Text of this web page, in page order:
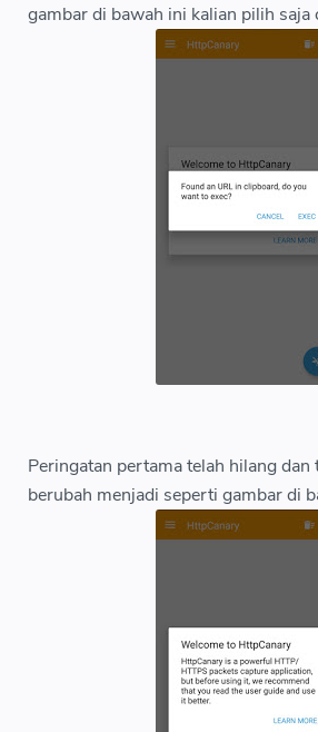
gambar di bawah ini kalian pilih saja
Peringatan pertama telah hilang dan
berubah menjadi seperti gambar di